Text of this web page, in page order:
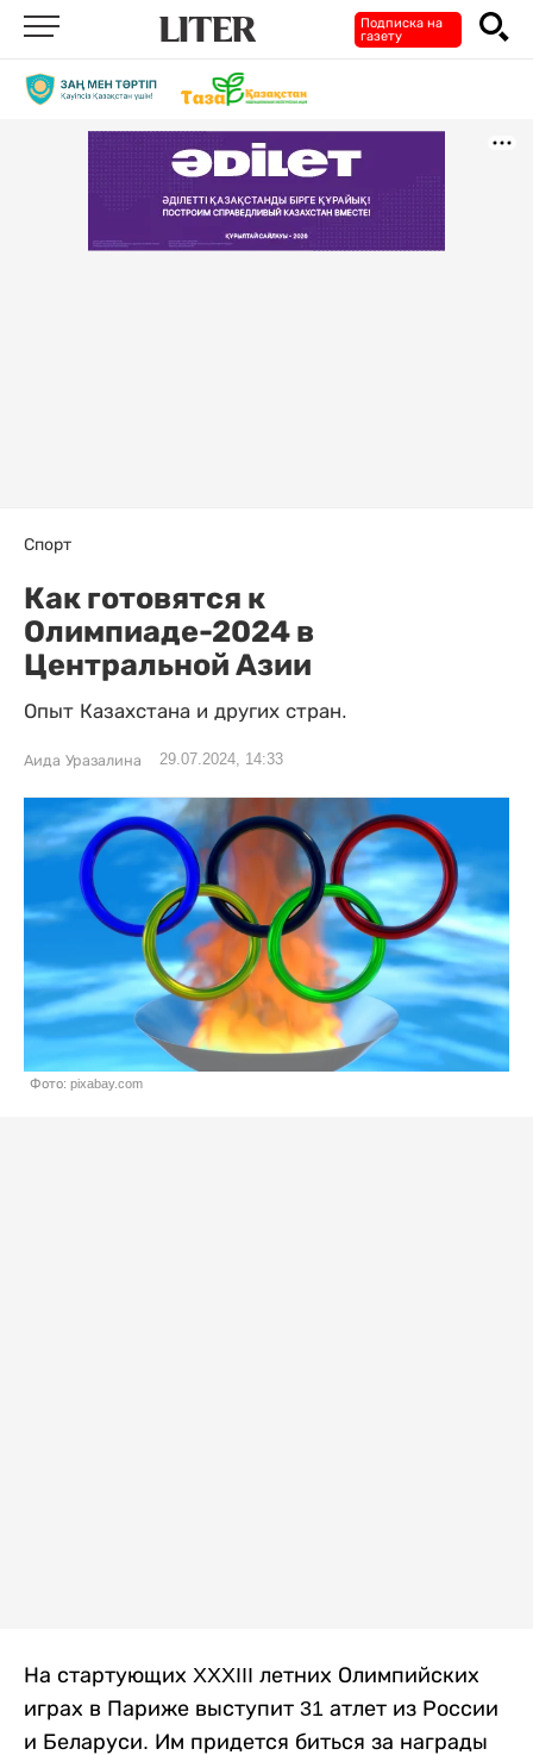
Подписка на
газету
Спорт
Как готовятся к
Олимпиаде-2024 в
Центральной Азии
Опыт Казахстана и других стран.
Аида Уразалина 29.07.2024, 14:33
Фото: pixabay.com
На стартующих XXXIII летних Олимпийских
играх в Париже выступит 31 атлет из России
и Беларуси. Им придется биться за награды